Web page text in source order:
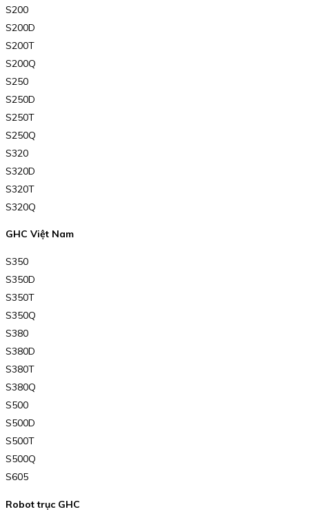
S200
S200D
S200T
S200Q
S250
S250D
S250T
S250Q
S320
S320D
S320T
S320Q
GHC Việt Nam
S350
S350D
S350T
S350Q
S380
S380D
S380T
S380Q
S500
S500D
S500T
S500Q
S605
Robot trục GHC